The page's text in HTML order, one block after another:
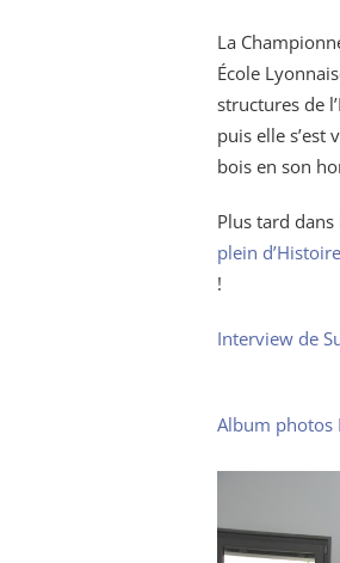
La
École
structures de
puis elle s’est
bois en son
Plus tard
plein
!
Interview de
Album photos